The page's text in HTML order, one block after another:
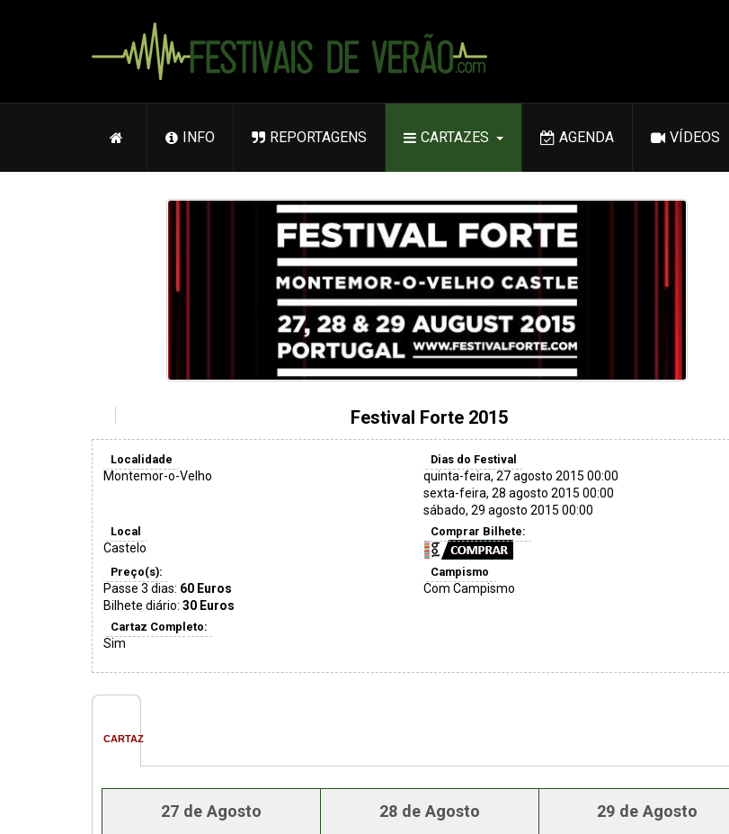
INFO REPORTAGENS CARTAZES AGENDA VÍDEOS
Festival Forte 2015
Localidade
Montemor-o-Velho
Dias do Festival
quinta-feira, 27 agosto 2015 00:00
sexta-feira, 28 agosto 2015 00:00
sábado, 29 agosto 2015 00:00
Local
Castelo
Comprar Bilhete:
Preço(s):
Passe 3 dias: 60 Euros
Bilhete diário: 30 Euros
Campismo
Com Campismo
Cartaz Completo:
Sim
CARTAZ
27 de Agosto 28 de Agosto 29 de Agosto